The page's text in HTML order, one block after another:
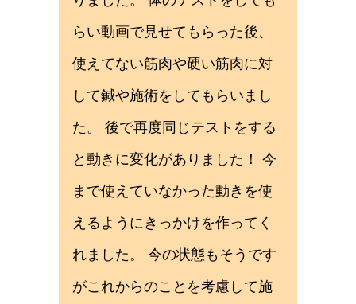
らい動画で見せてもらった後、
使えてない筋肉や硬い筋肉に対
して鍼や施術をしてもらいまし
た。 後で再度同じテストをする
と動きに変化がありました！ 今
まで使えていなかった動きを使
えるようにきっかけを作ってく
れました。 今の状態もそうです
がこれからのことを考慮して施